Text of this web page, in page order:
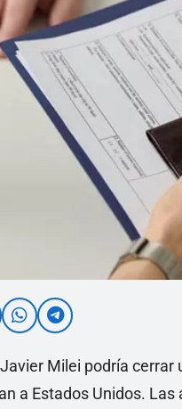
Milei podría
a Estados Unidos.